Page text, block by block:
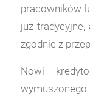
pracowników
już tradycyjne,
zgodnie z
Nowi